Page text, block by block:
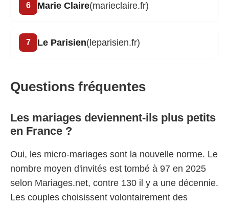
Marie Claire(marieclaire.fr)
Le Parisien(leparisien.fr)
Questions fréquentes
Les mariages deviennent-ils plus petits
en France ?
Oui, les micro-mariages sont la nouvelle norme. Le
nombre moyen d'invités est tombé à 97 en 2025
selon Mariages.net, contre 130 il y a une décennie.
Les couples choisissent volontairement des